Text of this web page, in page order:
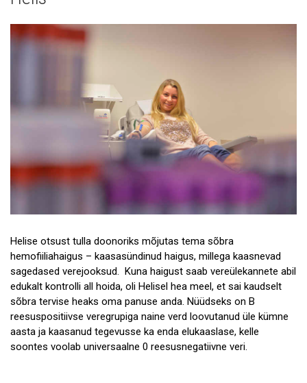
Doonorite ja sõprade lood
Helise otsust tulla doonoriks mõjutas tema sõbra
hemofiiliahaigus – kaasasündinud haigus, millega kaasnevad
sagedased verejooksud. Kuna haigust saab vereülekannete abil
edukalt kontrolli all hoida, oli Helisel hea meel, et sai kaudselt
sõbra tervise heaks oma panuse anda. Nüüdseks on B
reesuspositiivse veregrupiga naine verd loovutanud üle kümne
aasta ja kaasanud tegevusse ka enda elukaaslase, kelle
soontes voolab universaalne 0 reesusnegatiivne veri.